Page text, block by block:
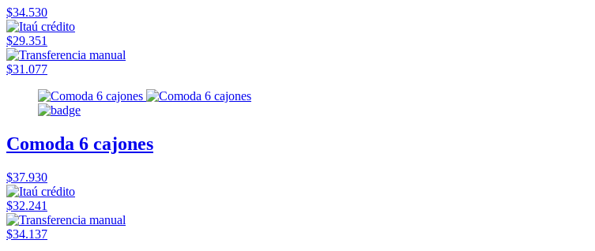
$34.530
$29.351
$31.077
Comoda 6 cajones
$37.930
$32.241
$34.137